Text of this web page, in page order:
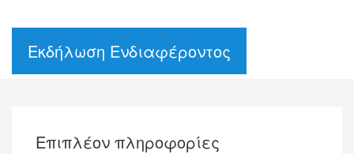
Εκδήλωση Ενδιαφέροντος
Επιπλέον πληροφορίες